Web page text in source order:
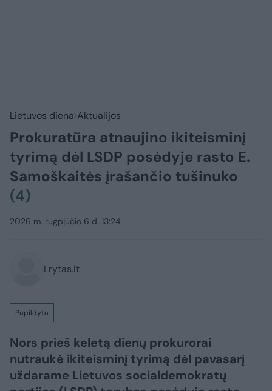
Lietuvos diena Aktualijos
Prokuratūra atnaujino ikiteisminį
tyrimą dėl LSDP posėdyje rasto E.
Samoškaitės įrašančio tušinuko
(4)
2026 m. rugpjūčio 6 d. 13:24
Lrytas.lt
Papildyta
Nors prieš keletą dienų prokurorai
nutraukė ikiteisminį tyrimą dėl pavasarį
uždarame Lietuvos socialdemokratų